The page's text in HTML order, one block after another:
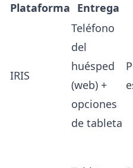
Plataforma Entrega
IRIS
Teléfono
del
huésped
(web) +
opciones
de tableta